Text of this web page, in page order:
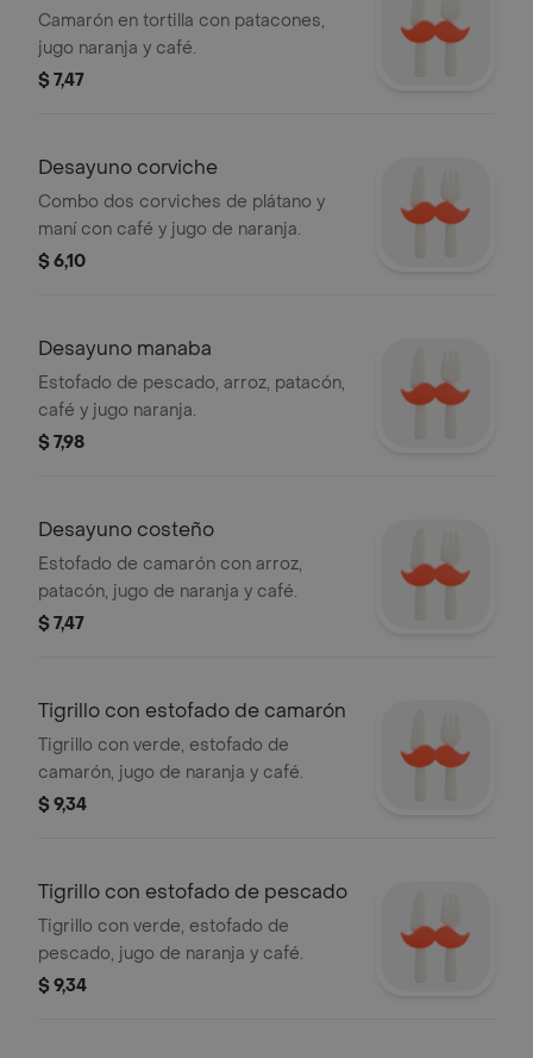
Camarón en tortilla con patacones,
jugo naranja y café.
$ 7,47
Desayuno corviche
Combo dos corviches de plátano y
maní con café y jugo de naranja.
$ 6,10
Desayuno manaba
Estofado de pescado, arroz, patacón,
café y jugo naranja.
$ 7,98
Desayuno costeño
Estofado de camarón con arroz,
patacón, jugo de naranja y café.
$ 7,47
Tigrillo con estofado de camarón
Tigrillo con verde, estofado de
camarón, jugo de naranja y café.
$ 9,34
Tigrillo con estofado de pescado
Tigrillo con verde, estofado de
pescado, jugo de naranja y café.
$ 9,34